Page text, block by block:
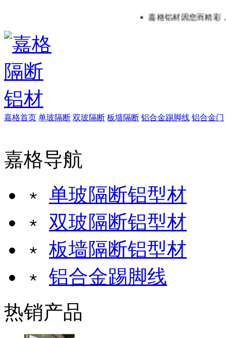
嘉格铝材因您而精彩，
嘉格首页 单玻隔断 双玻隔断 板墙隔断 铝合金踢脚线 铝合金门
嘉格导航
﹡ 单玻隔断铝型材
﹡ 双玻隔断铝型材
﹡ 板墙隔断铝型材
﹡ 铝合金踢脚线
热销产品